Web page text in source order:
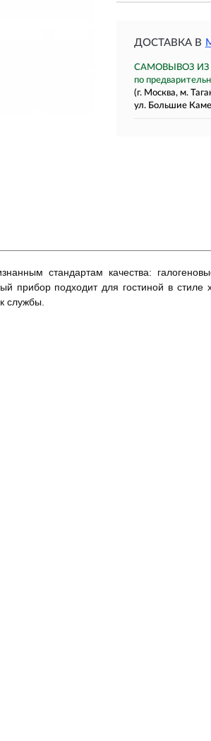
ДОСТАВКА В
САМОВЫВОЗ ИЗ
по
(г. Москва, м.
ул. Большие
стандартам качества:
прибор подходит для гостиной в стиле
службы.